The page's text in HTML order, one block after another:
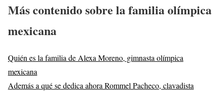
Más contenido sobre la familia olímpica
mexicana
Quién es la familia de Alexa Moreno, gimnasta olímpica
mexicana
Además a qué se dedica ahora Rommel Pacheco, clavadista